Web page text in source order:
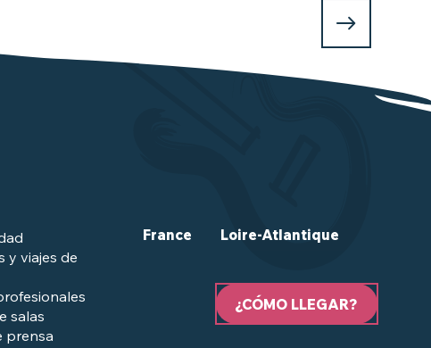
y viajes de
salas
prensa
¿CÓMO LLEGAR?
France Loire-Atlantique